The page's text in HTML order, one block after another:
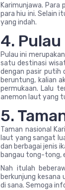
Karimunjawa. Para
para hiu ini. Selain
yang indah.
4.
Pulau ini
satu destinasi
dengan pasir putih
beruntung, kalian
permukaan. Lalu
anemon laut yang
5.
Taman nasional
laut yang sangat
dan berbagai jenis
bangau tong-tong,
Nah itulah
berkunjung
di sana. Semoga